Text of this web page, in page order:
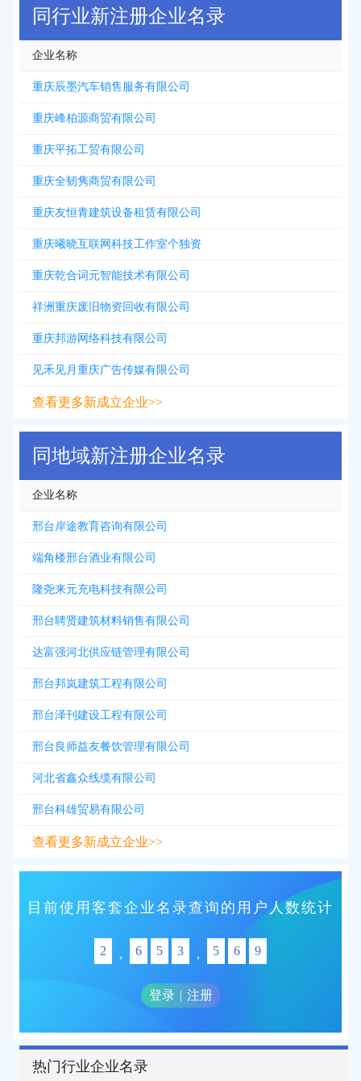
同行业新注册企业名录
企业名称
重庆辰墨汽车销售服务有限公司
重庆峰柏源商贸有限公司
重庆平拓工贸有限公司
重庆全韧隽商贸有限公司
重庆友恒青建筑设备租赁有限公司
重庆曦晓互联网科技工作室个独资
重庆乾合词元智能技术有限公司
祥洲重庆废旧物资回收有限公司
重庆邦游网络科技有限公司
见禾见月重庆广告传媒有限公司
查看更多新成立企业>>
同地域新注册企业名录
企业名称
邢台岸途教育咨询有限公司
端角楼邢台酒业有限公司
隆尧来元充电科技有限公司
邢台聘贤建筑材料销售有限公司
达富强河北供应链管理有限公司
邢台邦岚建筑工程有限公司
邢台泽刊建设工程有限公司
邢台良师益友餐饮管理有限公司
河北省鑫众线缆有限公司
邢台科雄贸易有限公司
查看更多新成立企业>>
目前使用客套企业名录查询的用户人数统计
2 , 6 5 3 , 5 6 9
登录 | 注册
热门行业企业名录